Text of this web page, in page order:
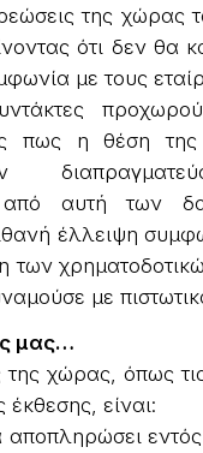
της χώρας
ότι δεν θα
με τους
πως η θέση
από αυτή των
έλλειψη
των
με
μας…
της χώρας, όπως
έκθεσης, είναι: